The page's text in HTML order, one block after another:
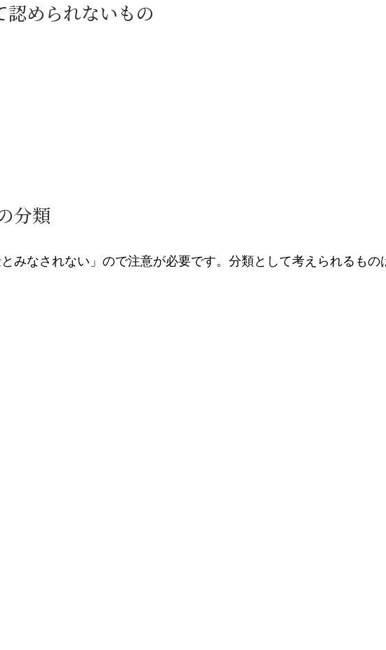
認められないもの
分類
みなされない」ので注意が必要です。分類として考えられるもの